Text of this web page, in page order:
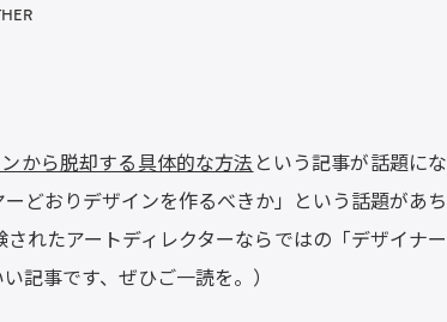
から脱却する具体的な方法 という記事が話題にな
どおりデザインを作るべきか」という話題があち
れたアートディレクターならではの「デザイナー
記事です、ぜひご一読を。）